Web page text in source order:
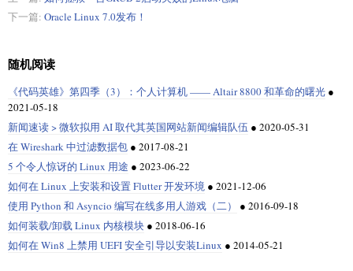
下一篇: Oracle Linux 7.0发布！
随机阅读
《代码英雄》第四季（3）：个人计算机 —— Altair 8800 和革命的曙光 ●
2021-05-18
新闻速读 > 微软拟用 AI 取代其英国网站新闻编辑队伍 ● 2020-05-31
在 Wireshark 中过滤数据包 ● 2017-08-21
5 个令人惊讶的 Linux 用途 ● 2023-06-22
如何在 Linux 上安装和设置 Flutter 开发环境 ● 2021-12-06
使用 Python 和 Asyncio 编写在线多用人游戏（二）
● 2016-09-18
如何装载/卸载 Linux 内核模块 ● 2018-06-16
如何在 Win8 上禁用 UEFI 安全引导以安装Linux ● 2014-05-21